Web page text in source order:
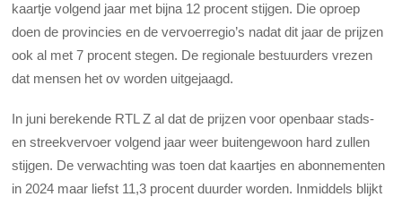
kaartje volgend jaar met bijna 12 procent stijgen. Die oproep
doen de provincies en de vervoerregio’s nadat dit jaar de prijzen
ook al met 7 procent stegen. De regionale bestuurders vrezen
dat mensen het ov worden uitgejaagd.
In juni berekende RTL Z al dat de prijzen voor openbaar stads-
en streekvervoer volgend jaar weer buitengewoon hard zullen
stijgen. De verwachting was toen dat kaartjes en abonnementen
in 2024 maar liefst 11,3 procent duurder worden. Inmiddels blijkt